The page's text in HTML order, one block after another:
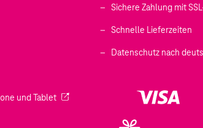
geöffnet)
einem neuen Tab geöffnet)
neuen Tab geöffnet)
und Tablet(Wird in einem neuen Tab geöffnet)
neuen Tab geöffnet)
Sichere Zahlung mit
Schnelle Lieferzeiten
Datenschutz nach